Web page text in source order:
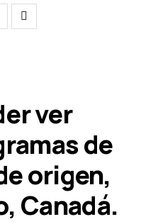
ver
de
origen,
Canadá.